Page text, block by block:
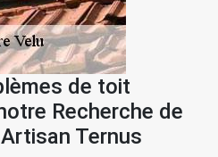
de toit
Recherche de
Ternus